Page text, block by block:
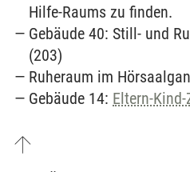
Hilfe-Raums zu finden.
Gebäude 40: Still- und
(203)
Ruheraum im
Gebäude 14: Eltern-